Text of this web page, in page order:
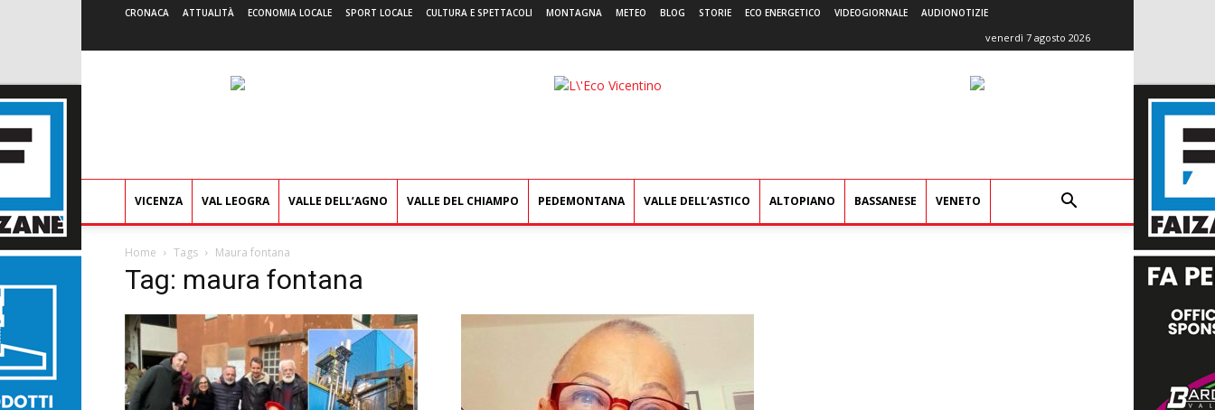
CRONACA ATTUALITÀ ECONOMIA LOCALE SPORT LOCALE CULTURA E SPETTACOLI MONTAGNA METEO BLOG STORIE ECO ENERGETICO VIDEOGIORNALE AUDIONOTIZIE
venerdì 7 agosto 2026
L'Eco
VICENZA VAL LEOGRA VALLE DELL’AGNO VALLE DEL CHIAMPO PEDEMONTANA VALLE DELL’ASTICO ALTOPIANO BASSANESE VENETO
Home Tags Maura fontana
Tag: maura fontana